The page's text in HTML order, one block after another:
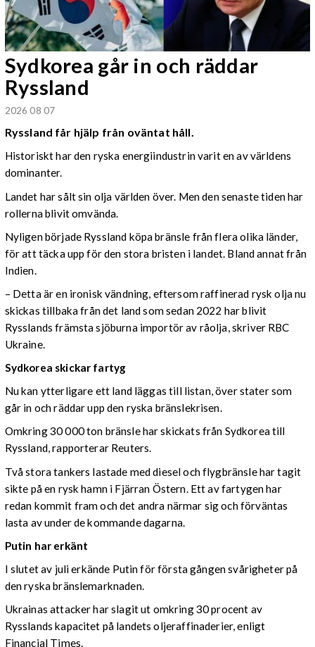
Sydkorea går in och räddar
Ryssland
2026 08 07
Ryssland får hjälp från oväntat håll.
Historiskt har den ryska energiindustrin varit en av världens
dominanter.
Landet har sålt sin olja världen över. Men den senaste tiden har
rollerna blivit omvända.
Nyligen började Ryssland köpa bränsle från flera olika länder,
för att täcka upp för den stora bristen i landet. Bland annat från
Indien.
– Detta är en ironisk vändning, eftersom raffinerad rysk olja nu
skickas tillbaka från det land som sedan 2022 har blivit
Rysslands främsta sjöburna importör av råolja, skriver RBC
Ukraine.
Sydkorea skickar fartyg
Nu kan ytterligare ett land läggas till listan, över stater som
går in och räddar upp den ryska bränslekrisen.
Omkring 30 000 ton bränsle har skickats från Sydkorea till
Ryssland, rapporterar Reuters.
Två stora tankers lastade med diesel och flygbränsle har tagit
sikte på en rysk hamn i Fjärran Östern. Ett av fartygen har
redan kommit fram och det andra närmar sig och förväntas
lasta av under de kommande dagarna.
Putin har erkänt
I slutet av juli erkände Putin för första gången svårigheter på
den ryska bränslemarknaden.
Ukrainas attacker har slagit ut omkring 30 procent av
Rysslands kapacitet på landets oljeraffinaderier, enligt
Financial Times.